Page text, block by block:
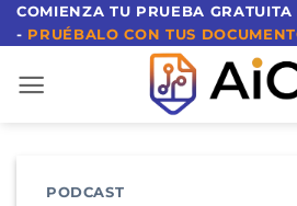
al
contenido
COMIENZA TU PRUEBA
- PRUÉBALO CON TUS
PODCAST